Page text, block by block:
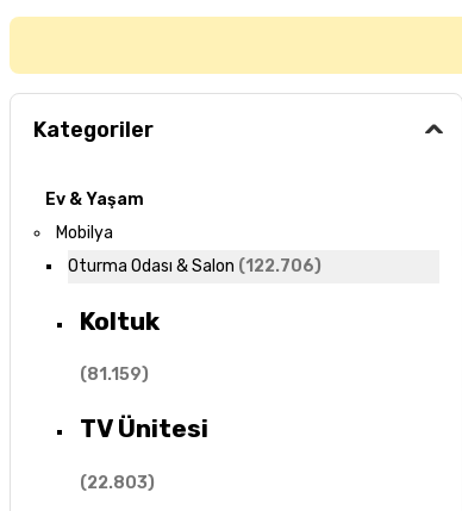
Kategoriler
Ev & Yaşam
Mobilya
Oturma Odası & Salon (122.706)
Koltuk
(81.159)
TV Ünitesi
(22.803)